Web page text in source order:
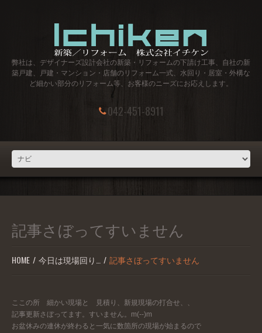
弊社は、デザイナーズ設計会社の新築・リフォームの下請け工事、自社の新
築戸建、戸建・マンション・店舗のリフォーム一式、水回り・居室・外構な
ど細かい部分のリフォーム等、お客様のニーズにお応えします。
042-451-8911
記事さぼってすいません
HOME 今日は現場回り… 記事さぼってすいません
ここの所 細かい現場と 見積り、新規現場の打合せ、、
記事更新さぼってます。すいません。m(--)m
お盆休みの連休が終わると一気に数箇所の現場が始まるので